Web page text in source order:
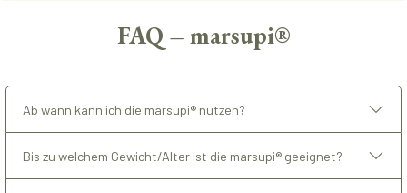
FAQ – marsupi®
Ab wann kann ich die marsupi® nutzen?
Bis zu welchem Gewicht/Alter ist die marsupi® geeignet?